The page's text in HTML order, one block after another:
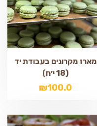
מארז מקרונים בעבודת יד
(18 י׳ח)
₪100.0